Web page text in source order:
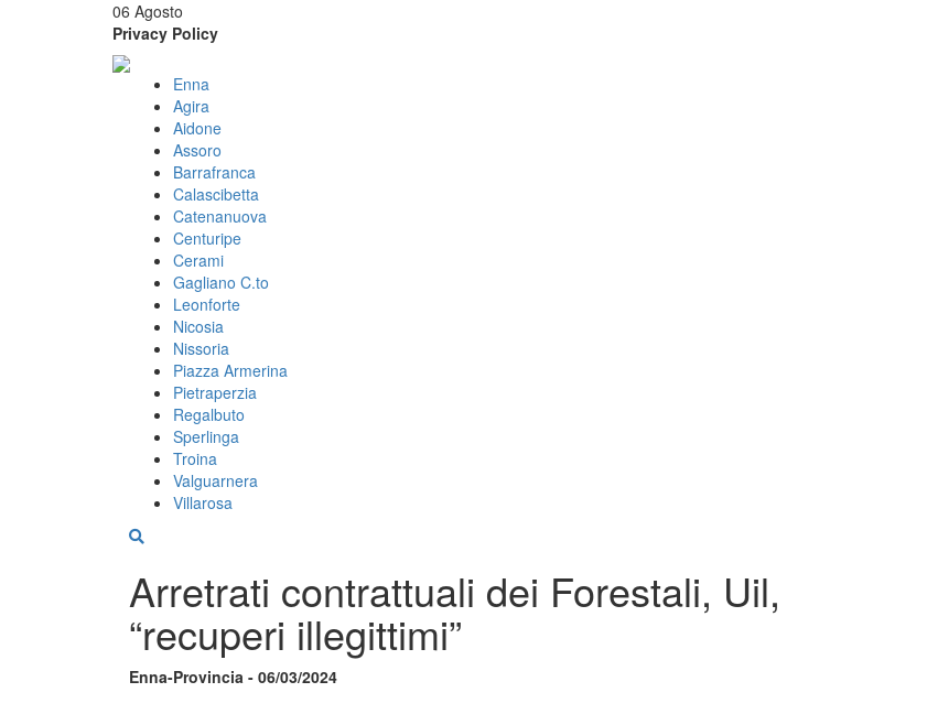
06 Agosto
Privacy Policy
Enna
Agira
Aidone
Assoro
Barrafranca
Calascibetta
Catenanuova
Centuripe
Cerami
Gagliano C.to
Leonforte
Nicosia
Nissoria
Piazza Armerina
Pietraperzia
Regalbuto
Sperlinga
Troina
Valguarnera
Villarosa
Arretrati contrattuali dei Forestali, Uil,
“recuperi illegittimi”
Enna-Provincia - 06/03/2024